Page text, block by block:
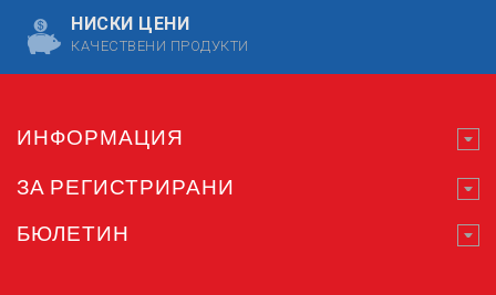
НИСКИ ЦЕНИ
КАЧЕСТВЕНИ ПРОДУКТИ
ИНФОРМАЦИЯ
ЗА РЕГИСТРИРАНИ
БЮЛЕТИН